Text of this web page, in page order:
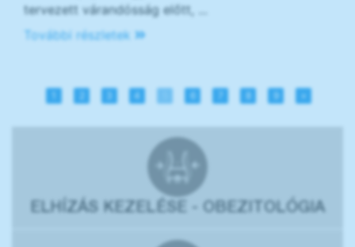
tervezett várandósság előtt, ...
További részletek
4 6 8 9 »
ELHÍZÁS KEZELÉSE - OBEZITOLÓGIA